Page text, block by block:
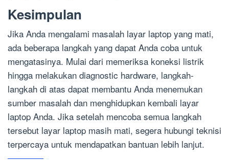
Kesimpulan
Jika Anda mengalami masalah layar laptop yang mati,
ada beberapa langkah yang dapat Anda coba untuk
mengatasinya. Mulai dari memeriksa koneksi listrik
hingga melakukan diagnostic hardware, langkah-
langkah di atas dapat membantu Anda menemukan
sumber masalah dan menghidupkan kembali layar
laptop Anda. Jika setelah mencoba semua langkah
tersebut layar laptop masih mati, segera hubungi teknisi
terpercaya untuk mendapatkan bantuan lebih lanjut.